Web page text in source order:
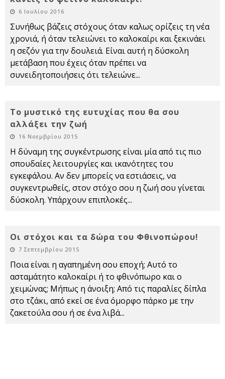
6 Ιουλίου 2016
Συνήθως βάζεις στόχους όταν καλως ορίζεις τη νέα
χρονιά, ή όταν τελειώνει το καλοκαίρι και ξεκινάει
η σεζόν για την δουλειά. Είναι αυτή η δύσκολη
μετάβαση που έχεις όταν πρέπει να
συνειδητοποιήσεις ότι τελειώνε...
Το μυστικό της ευτυχίας που θα σου
αλλάξει την ζωή
16 Νοεμβρίου 2015
Η δύναμη της συγκέντρωσης είναι μία από τις πιο
σπουδαίες λειτουργίες και ικανότητες του
εγκεφάλου. Αν δεν μπορείς να εστιάσεις, να
συγκεντρωθείς, στον στόχο σου η ζωή σου γίνεται
δύσκολη. Υπάρχουν επιπλοκές...
Οι στόχοι και τα δώρα του Φθινοπώρου!
7 Σεπτεμβρίου 2015
Ποια είναι η αγαπημένη σου εποχή; Αυτό το
ασταμάτητο καλοκαίρι ή το φθινόπωρο και ο
χειμώνας; Μήπως η άνοιξη; Από τις παραλίες δίπλα
στο τζάκι, από εκεί σε ένα όμορφο πάρκο με την
ζακετούλα σου ή σε ένα λιβά...